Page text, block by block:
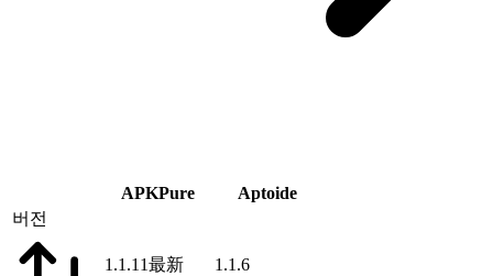
APKPure
Aptoide
버전
1.1.11最新 1.1.6